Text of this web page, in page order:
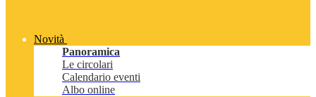
Novità
Panoramica
Le circolari
Calendario eventi
Albo online